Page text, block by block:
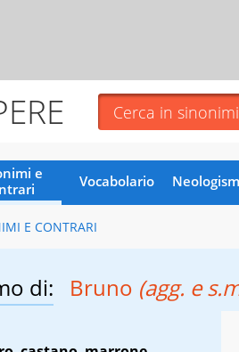
e
Vocabolario
E CONTRARI
di: Bruno (agg. e